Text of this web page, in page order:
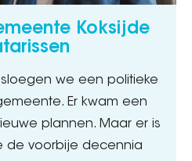
Koksijde
we een politieke
Er kwam een
plannen. Maar er is
de voorbije decennia